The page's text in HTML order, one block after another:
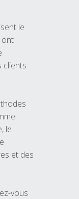
le
ont
clients
le
et des
vous